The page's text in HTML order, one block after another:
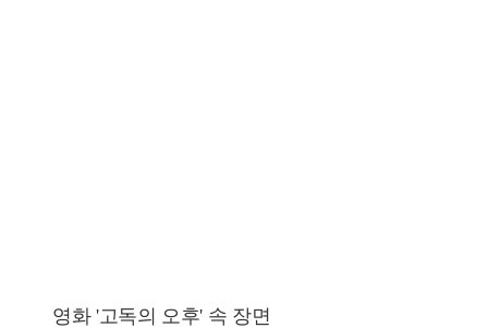
영화 '고독의 오후' 속 장면